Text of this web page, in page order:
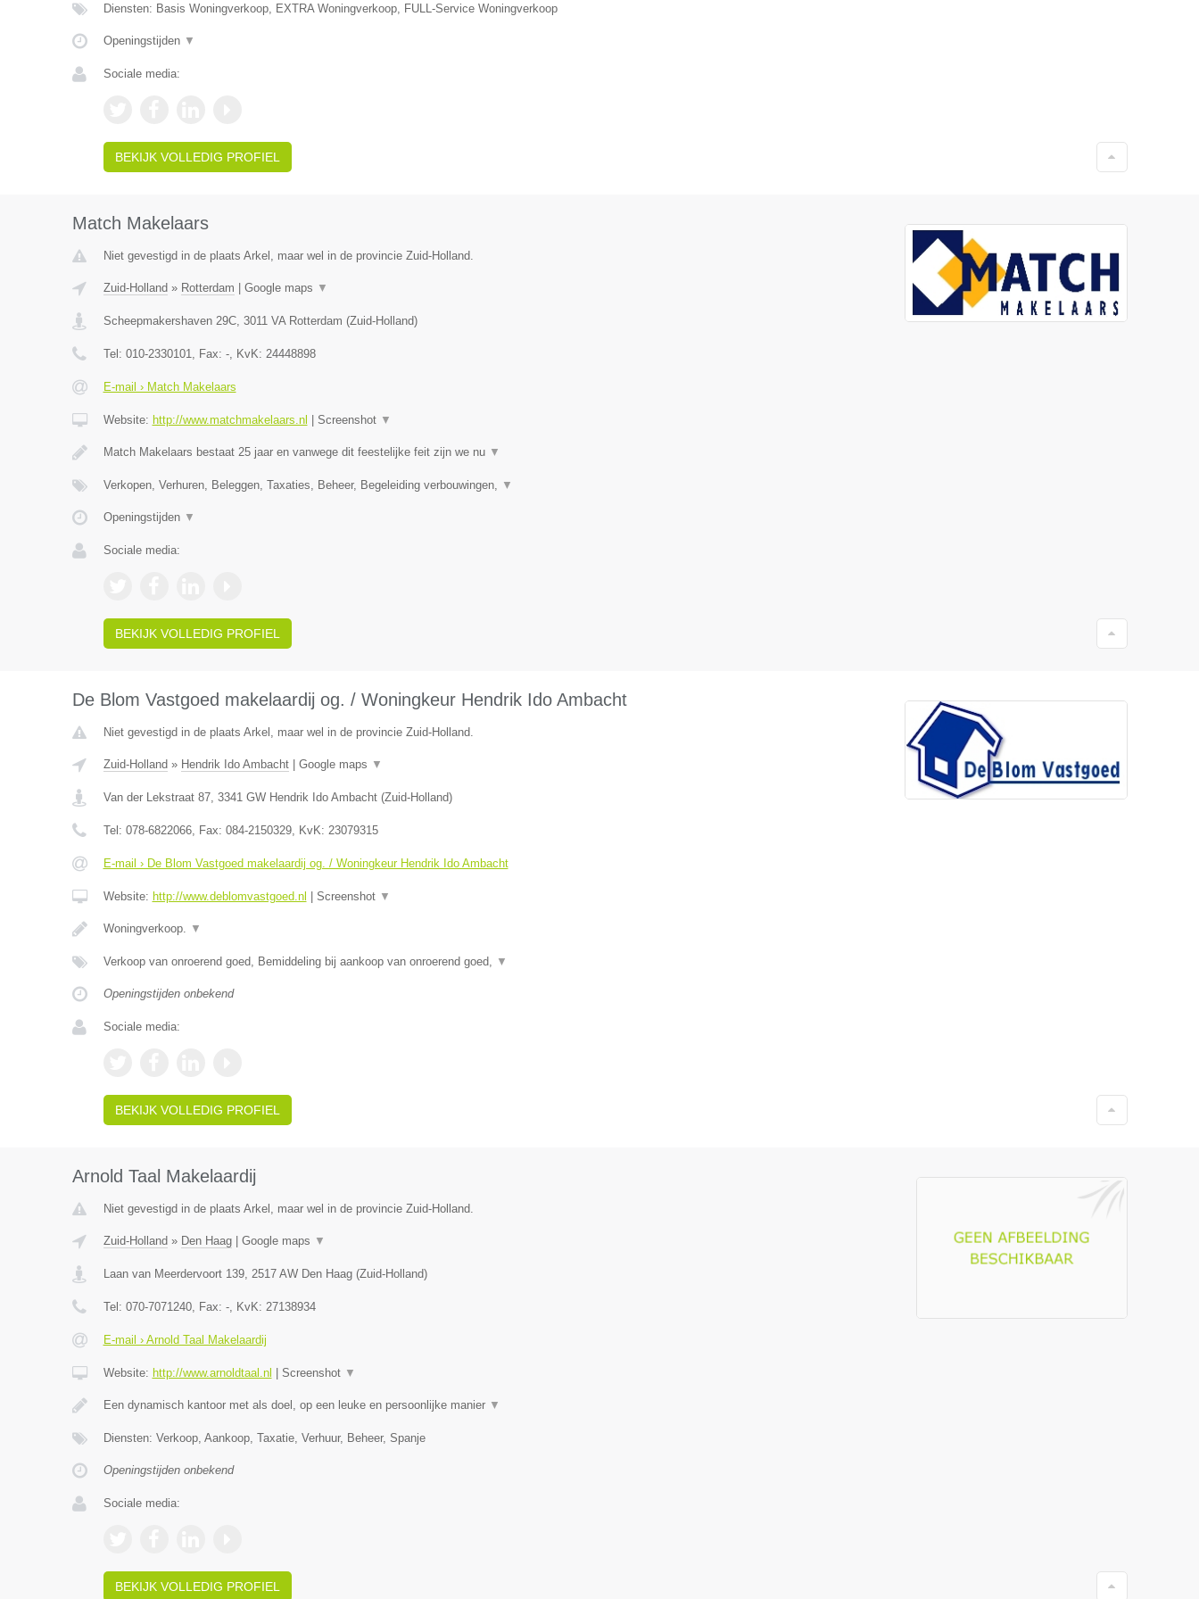
Diensten: Basis Woningverkoop, EXTRA Woningverkoop, FULL-Service Woningverkoop
Openingstijden ▼
Sociale media:
BEKIJK VOLLEDIG PROFIEL
Match Makelaars
Niet gevestigd in de plaats Arkel, maar wel in de provincie Zuid-Holland.
Zuid-Holland » Rotterdam Google maps ▼
Scheepmakershaven 29C, 3011 VA Rotterdam (Zuid-Holland)
Tel: 010-2330101, Fax: -, KvK: 24448898
E-mail › Match Makelaars
Website: http://www.matchmakelaars.nl Screenshot ▼
Match Makelaars bestaat 25 jaar en vanwege dit feestelijke feit zijn we nu ▼
Verkopen, Verhuren, Beleggen, Taxaties, Beheer, Begeleiding verbouwingen, ▼
Openingstijden ▼
Sociale media:
BEKIJK VOLLEDIG PROFIEL
De Blom Vastgoed makelaardij og. / Woningkeur Hendrik Ido Ambacht
Niet gevestigd in de plaats Arkel, maar wel in de provincie Zuid-Holland.
Zuid-Holland » Hendrik Ido Ambacht| Google maps ▼
Van der Lekstraat 87, 3341 GW Hendrik Ido Ambacht(Zuid-Holland)
Tel: 078-6822066, Fax: 084-2150329, KvK: 23079315
E-mail › De Blom Vastgoed makelaardij og. / Woningkeur Hendrik Ido Ambacht
Website: http://www.deblomvastgoed.nl Screenshot ▼
Woningverkoop. ▼
Verkoop van onroerend goed, Bemiddeling bij aankoop van onroerend goed, ▼
Openingstijden onbekend
Sociale media:
BEKIJK VOLLEDIG PROFIEL
Arnold Taal Makelaardij
Niet gevestigd in de plaats Arkel, maar wel in de provincie Zuid-Holland.
Zuid-Holland » Den Haag| Google maps ▼
Laan van Meerdervoort 139, 2517 AW Den Haag(Zuid-Holland)
Tel: 070-7071240, Fax: -, KvK: 27138934
E-mail › Arnold Taal Makelaardij
Website: http://www.arnoldtaal.nl Screenshot ▼
Een dynamisch kantoor met als doel, op een leuke en persoonlijke manier ▼
Diensten: Verkoop, Aankoop, Taxatie, Verhuur, Beheer, Spanje
Openingstijden onbekend
Sociale media:
BEKIJK VOLLEDIG PROFIEL